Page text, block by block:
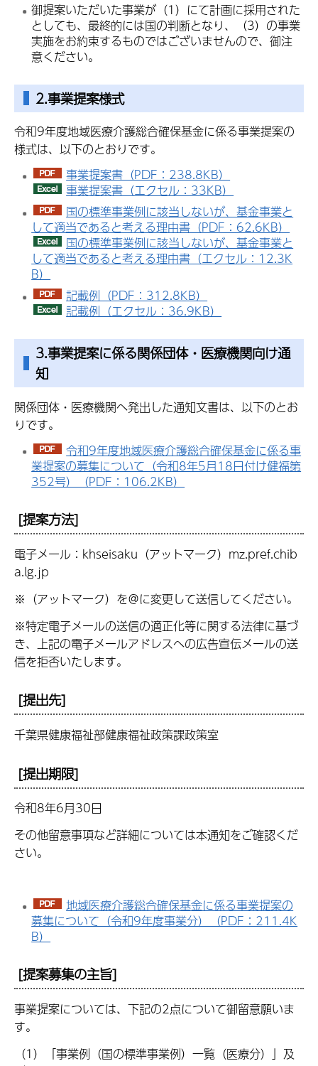
御提案いただいた事業が（1）にて計画に採用された
としても、最終的には国の判断となり、（3）の事業
実施をお約束するものではございませんので、御注
意ください。
2.事業提案様式
令和9年度地域医療介護総合確保基金に係る事業提案の
様式は、以下のとおりです。
事業提案書（PDF：238.8KB）
事業提案書（エクセル：33KB）
国の標準事業例に該当しないが、基金事業と
して適当であると考える理由書（PDF：62.6KB）
国の標準事業例に該当しないが、基金事業と
して適当であると考える理由書（エクセル：12.3K
B）
記載例（PDF：312.8KB）
記載例（エクセル：36.9KB）
3.事業提案に係る関係団体・医療機関向け通
知
関係団体・医療機関へ発出した通知文書は、以下のとお
りです。
令和9年度地域医療介護総合確保基金に係る事
業提案の募集について（令和8年5月18日付け健福第
352号）（PDF：106.2KB）
[提案方法]
電子メール：khseisaku（アットマーク）mz.pref.chib
a.lg.jp
※（アットマーク）を＠に変更して送信してください。
※特定電子メールの送信の適正化等に関する法律に基づ
き、上記の電子メールアドレスへの広告宣伝メールの送
信を拒否いたします。
[提出先]
千葉県健康福祉部健康福祉政策課政策室
[提出期限]
令和8年6月30日
その他留意事項など詳細については本通知をご確認くだ
さい。
地域医療介護総合確保基金に係る事業提案の
募集について（令和9年度事業分）（PDF：211.4K
B）
[提案募集の主旨]
事業提案については、下記の2点について御留意願いま
す。
（1）「事業例（国の標準事業例）一覧（医療分）」及